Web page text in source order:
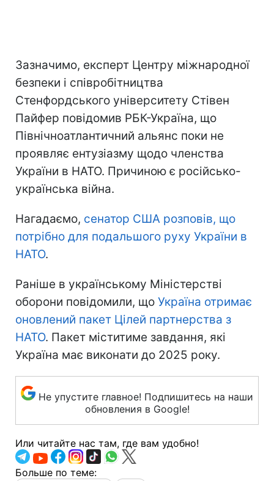
Зазначимо, експерт Центру міжнародної
безпеки і співробітництва
Стенфордського університету Стівен
Пайфер повідомив РБК-Україна, що
Північноатлантичний альянс поки не
проявляє ентузіазму щодо членства
України в НАТО. Причиною є російсько-
українська війна.
Нагадаємо, сенатор США розповів, що
потрібно для подальшого руху України в
НАТО.
Раніше в українському Міністерстві
оборони повідомили, що Україна отримає
оновлений пакет Цілей партнерства з
НАТО. Пакет міститиме завдання, які
Україна має виконати до 2025 року.
Не упустите главное! Подпишитесь на наши
обновления в Google!
Или читайте нас там, где вам удобно!
Больше по теме: